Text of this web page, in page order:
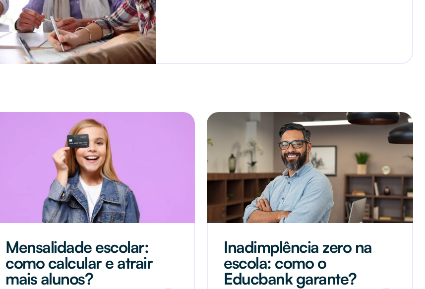
Mensalidade escolar:
como calcular e atrair
mais alunos?
Inadimplência zero na
escola: como o
Educbank garante?